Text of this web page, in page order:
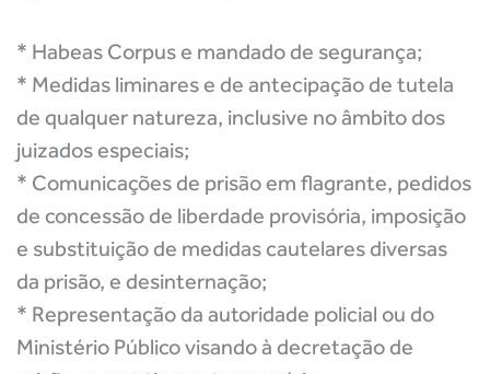
* Habeas Corpus e mandado de segurança;
* Medidas liminares e de antecipação de tutela
de qualquer natureza, inclusive no âmbito dos
juizados especiais;
* Comunicações de prisão em flagrante, pedidos
de concessão de liberdade provisória, imposição
e substituição de medidas cautelares diversas
da prisão, e desinternação;
* Representação da autoridade policial ou do
Ministério Público visando à decretação de